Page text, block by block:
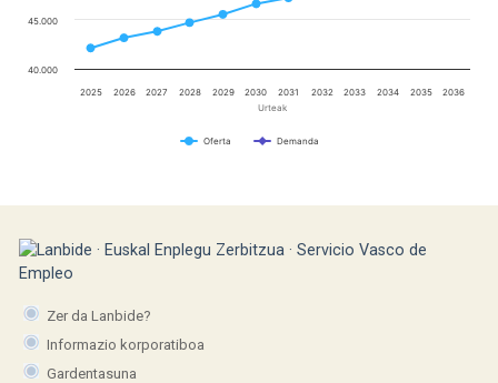
Urteak
Oferta Demanda
2025 2026 2027 2028 2029 2030 2031 2032 2033 2034 2035 2036
40.000
45.000
Zer da Lanbide?
Informazio korporatiboa
Gardentasuna